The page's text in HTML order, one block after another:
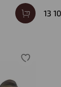
13